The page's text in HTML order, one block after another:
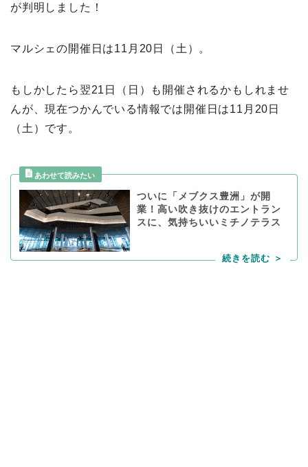
が判明しました！
マルシェの開催日は11月20日（土）。
もしかしたら翌21日（日）も開催されるかもしれませ
んが、現在つかんでいる情報では開催日は11月20日
（土）です。
ついに「メブクス豊洲」が開
業！高い吹き抜けのエントラン
スに、気持ちいいミチノテラス